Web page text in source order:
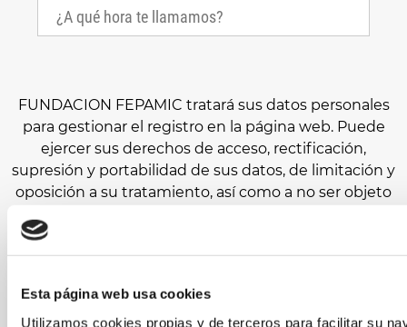
Esta página web usa cookies
Utilizamos cookies propias y de terceros para facilitar su
FUNDACION FEPAMIC tratará sus datos personales
para gestionar el registro en la página web. Puede
ejercer sus derechos de acceso, rectificación,
supresión y portabilidad de sus datos, de limitación y
oposición a su tratamiento, así como a no ser objeto
automatizado de sus datos, cuando procedan, en la
dirección de correo electrónico